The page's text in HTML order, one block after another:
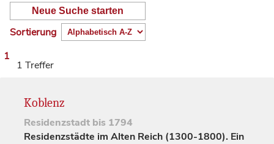
Neue Suche starten
Sortierung
1
1 Treffer
Koblenz
Residenzstadt bis 1794
Residenzstädte im Alten Reich (1300-1800). Ein